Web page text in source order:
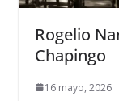
Rogelio
Chapingo
16 mayo, 2026